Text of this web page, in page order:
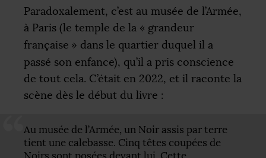
Paradoxalement, c’est au musée de l’Armée,
à Paris (le temple de la « grandeur
française » dans le quartier duquel il a
passé son enfance), qu’il a pris conscience
de tout cela. C’était en 2022, et il raconte la
scène dès le début du livre :
Au musée de l’Armée, un Noir assis par terre
tient une calebasse. Cinq têtes coupées de